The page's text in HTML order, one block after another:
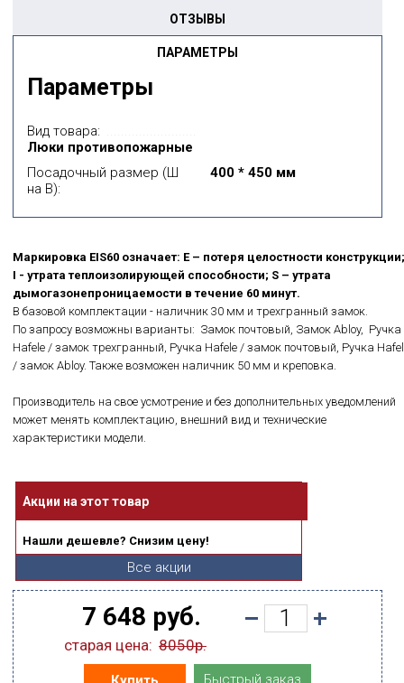
ПАРАМЕТРЫ
ОТЗЫВЫ
Параметры
Вид товара:
Люки противопожарные
Посадочный размер (Ш
на В):
400 * 450 мм
Маркировка EIS60 означает: E – потеря целостности конструкции;
I - утрата теплоизолирующей способности; S – утрата
дымогазонепроницаемости в течение 60 минут.
В базовой комплектации - наличник 30 мм и трехгранный замок.
По запросу возможны варианты: Замок почтовый, Замок Abloy, Ручка
Hafele / замок трехгранный, Ручка Hafele / замок почтовый, Ручка
/ замок Abloy. Также возможен наличник 50 мм и креповка.
Производитель на свое усмотрение и без дополнительных уведомлений
может менять комплектацию, внешний вид и технические
характеристики модели.
Акции на этот товар
Нашли дешевле? Снизим цену!
Все акции
7 648 руб.
старая цена: 8050р.
Быстрый заказ